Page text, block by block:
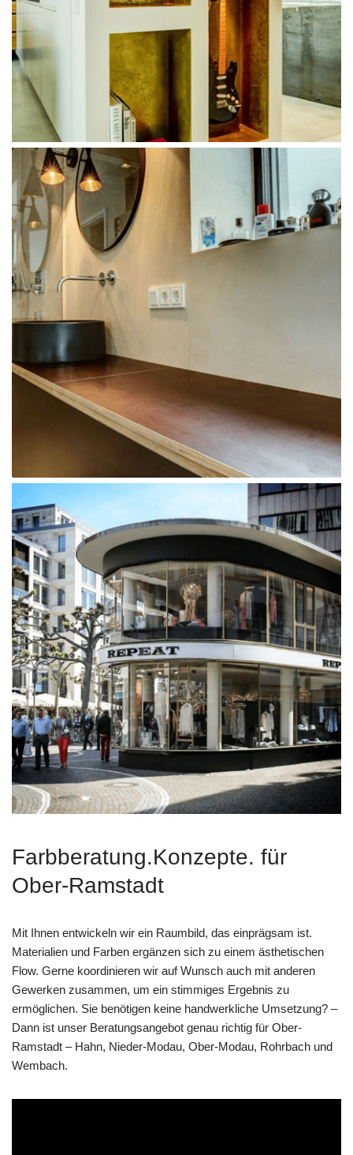
Farbberatung.Konzepte. für
Ober-Ramstadt
Mit Ihnen entwickeln wir ein Raumbild, das einprägsam ist.
Materialien und Farben ergänzen sich zu einem ästhetischen
Flow. Gerne koordinieren wir auf Wunsch auch mit anderen
Gewerken zusammen, um ein stimmiges Ergebnis zu
ermöglichen. Sie benötigen keine handwerkliche Umsetzung? –
Dann ist unser Beratungsangebot genau richtig für Ober-
Ramstadt – Hahn, Nieder-Modau, Ober-Modau, Rohrbach und
Wembach.